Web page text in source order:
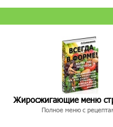
Жиросжигающие меню
Полное меню с